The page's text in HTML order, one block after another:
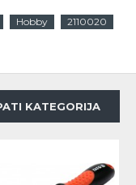
Hobby
2110020
KATEGORIJA